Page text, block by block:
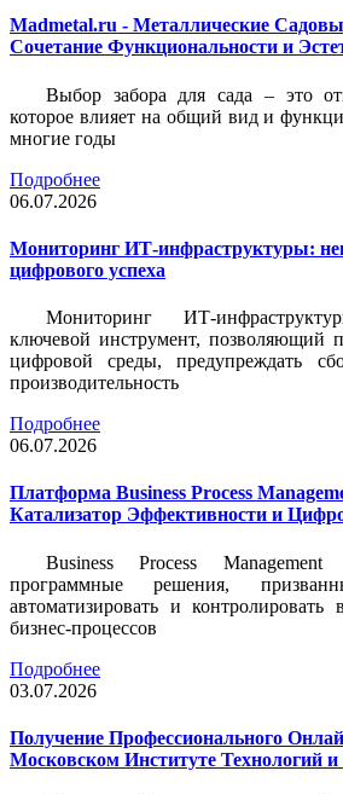
Madmetal.ru - Металлические
Сочетание Функциональности и
Выбор забора для сада – это
которое влияет на общий вид и
многие годы
Подробнее
06.07.2026
Мониторинг ИТ-инфраструктуры:
цифрового успеха
Мониторинг ИТ-
ключевой инструмент, позволяющий
цифровой среды, предупреждать
производительность
Подробнее
06.07.2026
Платформа Business Process
Катализатор Эффективности и
Business Process
программные решения,
автоматизировать и
бизнес-процессов
Подробнее
03.07.2026
Получение Профессионального
Московском Институте Технологий